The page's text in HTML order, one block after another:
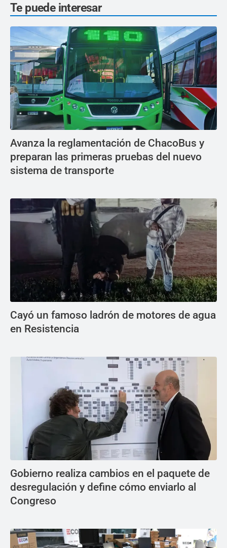
Te puede interesar
Avanza la reglamentación de ChacoBus y
preparan las primeras pruebas del nuevo
sistema de transporte
Cayó un famoso ladrón de motores de agua
en Resistencia
Gobierno realiza cambios en el paquete de
desregulación y define cómo enviarlo al
Congreso